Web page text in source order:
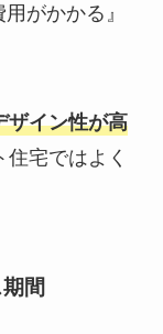
がかかる』
ザイン性が高
宅ではよく
間